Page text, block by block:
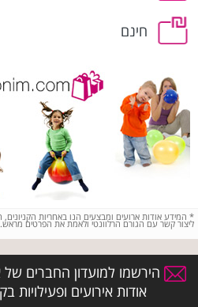
חינם
* המידע אודות ארועים ומבצעים הנו באחריות
ליצור קשר עם הגורם הרלוונטי ולאמת את הפרטים מראש.
הירשמו למועדון החברים של
אודות אירועים ופעילויות